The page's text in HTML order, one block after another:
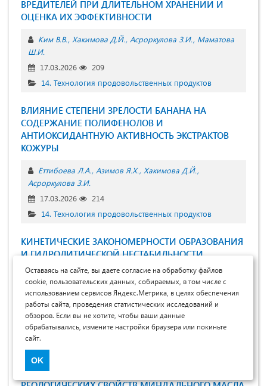
ВРЕДИТЕЛЕЙ ПРИ ДЛИТЕЛЬНОМ ХРАНЕНИИ И
ОЦЕНКА ИХ ЭФФЕКТИВНОСТИ
Ким В.В. Хакимова Д.Й. Асроркулова З.И. Маматова
Ш.И.
17.03.2026
209
14. Технология продовольственных продуктов
ВЛИЯНИЕ СТЕПЕНИ ЗРЕЛОСТИ БАНАНА НА
СОДЕРЖАНИЕ ПОЛИФЕНОЛОВ И
АНТИОКСИДАНТНУЮ АКТИВНОСТЬ ЭКСТРАКТОВ
КОЖУРЫ
Еттибоева Л.А. Азимов Я.Х. Хакимова Д.Й.
Асроркулова З.И.
17.03.2026
214
14. Технология продовольственных продуктов
КИНЕТИЧЕСКИЕ ЗАКОНОМЕРНОСТИ ОБРАЗОВАНИЯ
И ГИДРОЛИТИЧЕСКОЙ НЕСТАБИЛЬНОСТИ
АМИНОПРОИЗВОДНЫХ ГОССИПОЛА В РАЗЛИЧНЫХ
СРЕДАХ И АНАЛИЗ ФАКТОРОВ ВЛИЯНИЯ
Юсупов Б.А. Азимов Я.Х. Хакимова Д.Й. Ким В.В.
17.03.2026
225
14. Технология продовольственных продуктов
ИССЛЕДОВАНИЕ ПОКАЗАТЕЛЯ ПРЕЛОМЛЕНИЯ,
ВЯЗКОСТИ И ТЕМПЕРАТУРНОЙ ЗАВИСИМОСТИ
Оставаясь на сайте, вы даете согласие на обработку файлов
cookie, пользовательских данных, собираемых, в том числе с
использованием сервисов Яндекс.Метрика, в целях обеспечения
работы сайта, проведения статистических исследований и
обзоров. Если вы не хотите, чтобы ваши данные
обрабатывались, измените настройки браузера или покиньте
сайт.
OK